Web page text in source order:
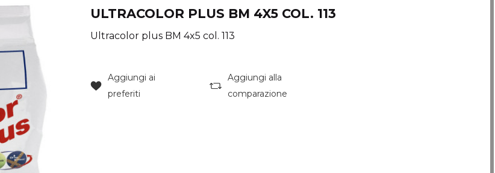
ULTRACOLOR PLUS BM 4X5 COL. 113
Ultracolor plus BM 4x5 col. 113
Aggiungi ai
preferiti
Aggiungi alla
comparazione